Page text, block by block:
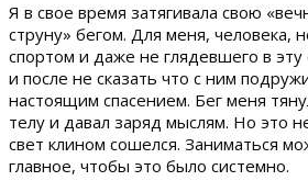
Я в свое время затягивала свою
струну» бегом. Для меня, человека,
спортом и даже не глядевшего в
и после не сказать что с ним
настоящим спасением. Бег меня
телу и давал заряд мыслям. Но это
свет клином сошелся. Заниматься
главное, чтобы это было системно.